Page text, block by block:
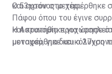
και αυτόν στο χέρι.
Ο 53χρονος μεταφέρθηκε
Πάφου όπου του έγινε
και κρατήθηκε για
μεταφέρθηκε και ο
Η Αστυνομία προχώρησε
μοναχού, για διευκόλυνση